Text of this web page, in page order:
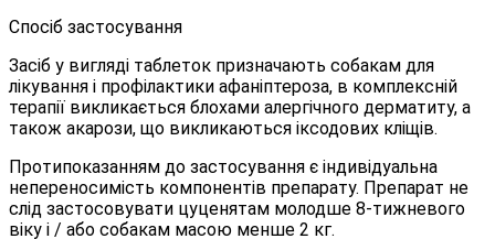
Спосіб застосування
Засіб у вигляді таблеток призначають собакам для
лікування і профілактики афаніптероза, в комплексній
терапії викликається блохами алергічного дерматиту, а
також акарози, що викликаються іксодових кліщів.
Протипоказанням до застосування є індивідуальна
непереносимість компонентів препарату. Препарат не
слід застосовувати цуценятам молодше 8-тижневого
віку і / або собакам масою менше 2 кг.